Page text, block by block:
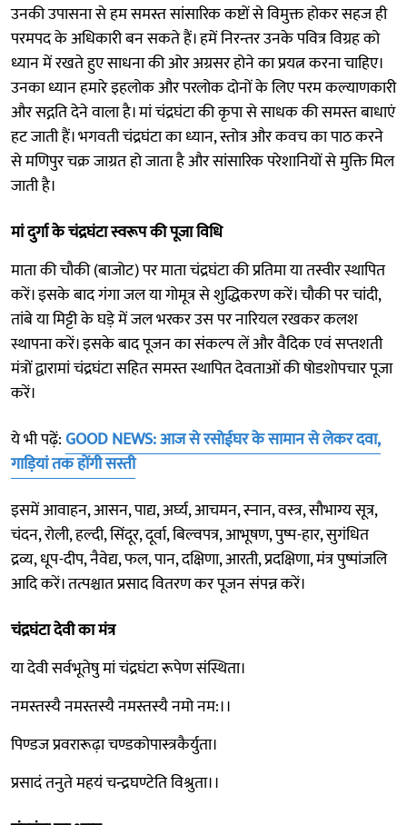
उनकी उपासना से हम समस्त सांसारिक कष्टों से विमुक्त होकर सहज ही
परमपद के अधिकारी बन सकते हैं। हमें निरन्तर उनके पवित्र विग्रह को
ध्यान में रखते हुए साधना की ओर अग्रसर होने का प्रयत्न करना चाहिए।
उनका ध्यान हमारे इहलोक और परलोक दोनों के लिए परम कल्याणकारी
और सद्गति देने वाला है। मां चंद्रघंटा की कृपा से साधक की समस्त बाधाएं
हट जाती हैं। भगवती चंद्रघंटा का ध्यान, स्तोत्र और कवच का पाठ करने
से मणिपुर चक्र जाग्रत हो जाता है और सांसारिक परेशानियों से मुक्ति मिल
जाती है।
मां दुर्गा के चंद्रघंटा स्वरूप की पूजा विधि
माता की चौकी (बाजोट) पर माता चंद्रघंटा की प्रतिमा या तस्वीर स्थापित
करें। इसके बाद गंगा जल या गोमूत्र से शुद्धिकरण करें। चौकी पर चांदी,
तांबे या मिट्टी के घड़े में जल भरकर उस पर नारियल रखकर कलश
स्थापना करें। इसके बाद पूजन का संकल्प लें और वैदिक एवं सप्तशती
मंत्रों द्वारामां चंद्रघंटा सहित समस्त स्थापित देवताओं की षोडशोपचार पूजा
करें।
ये भी पढ़ें:GOOD NEWS: आज से रसोईघर के सामान से लेकर दवा,
गाड़ियां तक होंगी सस्ती
इसमें आवाहन, आसन, पाद्य, अर्घ्य, आचमन, स्नान, वस्त्र, सौभाग्य सूत्र,
चंदन, रोली, हल्दी, सिंदूर, दूर्वा, बिल्वपत्र, आभूषण, पुष्प-हार, सुगंधित
द्रव्य, धूप-दीप, नैवेद्य, फल, पान, दक्षिणा, आरती, प्रदक्षिणा, मंत्र पुष्पांजलि
आदि करें। तत्पश्चात प्रसाद वितरण कर पूजन संपन्न करें।
चंद्रघंटा देवी का मंत्र
या देवी सर्वभूतेषु मां चंद्रघंटा रूपेण संस्थिता।
नमस्तस्यै नमस्तस्यै नमस्तस्यै नमो नम:।।
पिण्डज प्रवरारूढ़ा चण्डकोपास्त्रकैर्युता।
प्रसादं तनुते महयं चन्द्रघण्टेति विश्रुता।।